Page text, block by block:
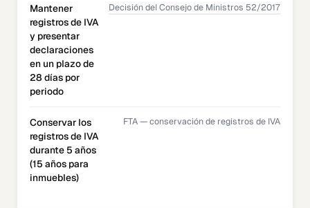
Mantener
registros de IVA
y presentar
declaraciones
en un plazo de
28 días por
periodo
Decisión del Consejo de Ministros 52/2017
Conservar los
registros de IVA
durante 5 años
(15 años para
inmuebles)
FTA — conservación de registros de IVA